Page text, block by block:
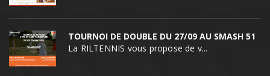
TOURNOI DE DOUBLE DU 27/09 AU SMASH 51
La RILTENNIS vous propose de v...